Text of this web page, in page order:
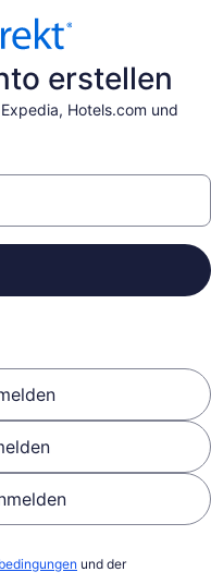
erstellen
Hotels.com und
und der